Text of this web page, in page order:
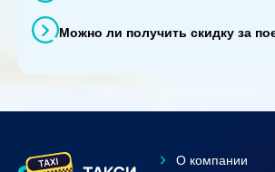
Можно ли получить скидку за
О компании